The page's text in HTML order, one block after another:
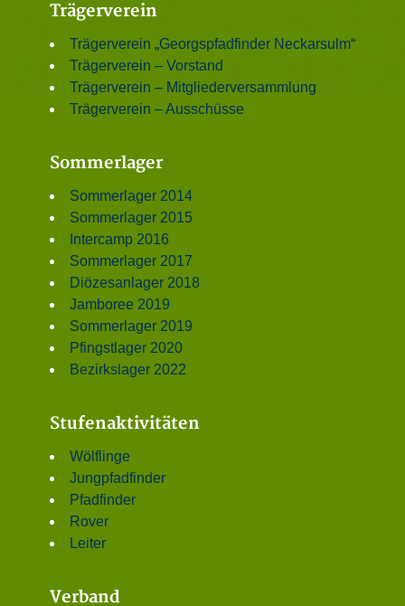
Trägerverein
Trägerverein „Georgspfadfinder Neckarsulm“
Trägerverein – Vorstand
Trägerverein – Mitgliederversammlung
Trägerverein – Ausschüsse
Sommerlager
Sommerlager 2014
Sommerlager 2015
Intercamp 2016
Sommerlager 2017
Diözesanlager 2018
Jamboree 2019
Sommerlager 2019
Pfingstlager 2020
Bezirkslager 2022
Stufenaktivitäten
Wölflinge
Jungpfadfinder
Pfadfinder
Rover
Leiter
Verband